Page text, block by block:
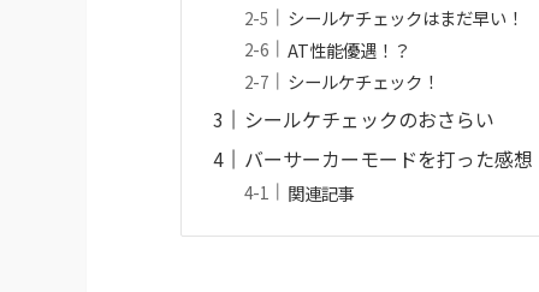
シールケチェックはまだ早い！
AT性能優遇！？
シールケチェック！
シールケチェックのおさらい
バーサーカーモードを打った感想
関連記事